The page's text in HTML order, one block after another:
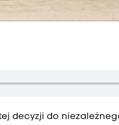
decyzji do